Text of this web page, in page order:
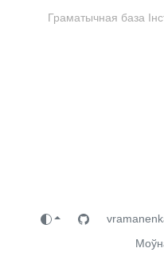
Граматычная база